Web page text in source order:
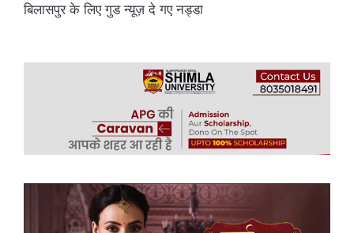
बिलासपुर के लिए गुड न्यूज़ दे गए नड्डा